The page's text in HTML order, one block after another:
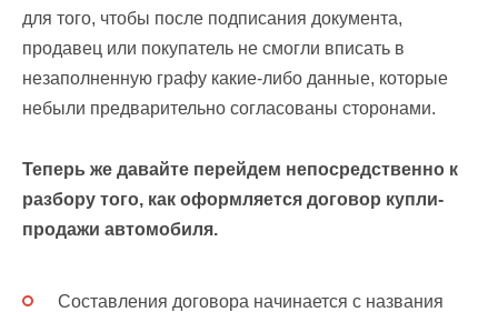
для того, чтобы после подписания документа,
продавец или покупатель не смогли вписать в
незаполненную графу какие-либо данные, которые
небыли предварительно согласованы сторонами.
Теперь же давайте перейдем непосредственно к
разбору того, как оформляется договор купли-
продажи автомобиля.
Составления договора начинается с названия